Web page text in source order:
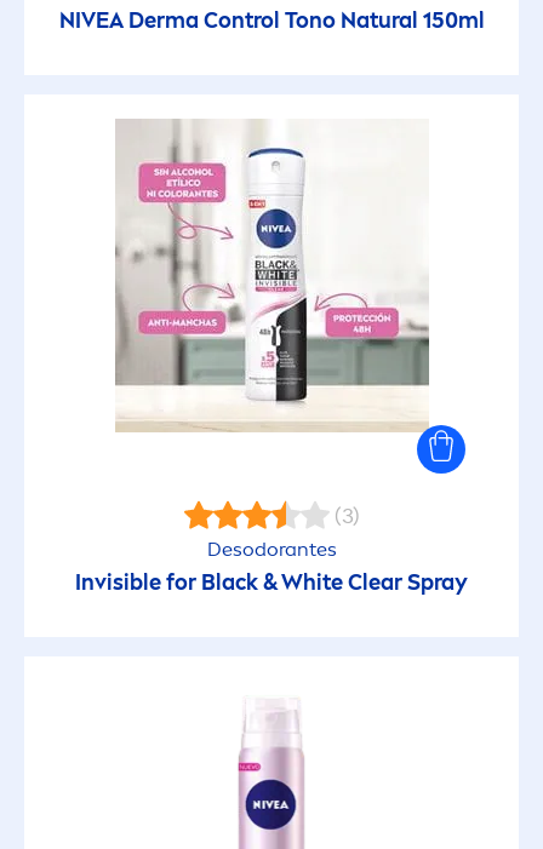
NIVEADerma Control Tono Natural 150ml
(3)
Desodorantes
Invisible for Black&WhiteClear Spray